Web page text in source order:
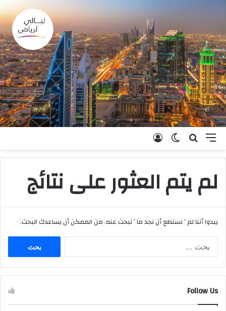
القائمة بحث عنالوضع المظلم
لم يتم العثور على نتائج
يبدوا أننا لم ’ نستطع أن نجد ما ’ تبحث عنه. من الممكن أن يساعدك البحث.
ن
Follow Us